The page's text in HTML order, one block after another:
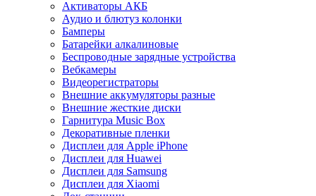
Активаторы АКБ
Аудио и блютуз колонки
Бамперы
Батарейки алкалиновые
Беспроводные зарядные устройства
Вебкамеры
Видеорегистраторы
Внешние аккумуляторы разные
Внешние жесткие диски
Гарнитура Music Box
Декоративные пленки
Дисплеи для Apple iPhone
Дисплеи для Huawei
Дисплеи для Samsung
Дисплеи для Xiaomi